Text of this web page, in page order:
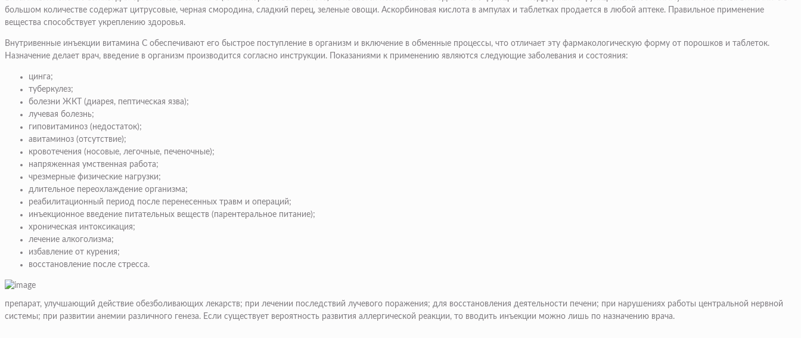
большом количестве содержат цитрусовые, черная смородина, сладкий перец, зеленые овощи. Аскорбиновая кислота в ампулах и таблетках продается в любой аптеке. Правильное применение
вещества способствует укреплению здоровья.
Внутривенные инъекции витамина С обеспечивают его быстрое поступление в организм и включение в обменные процессы, что отличает эту фармакологическую форму от порошков и таблеток.
Назначение делает врач, введение в организм производится согласно инструкции. Показаниями к применению являются следующие заболевания и состояния:
цинга;
туберкулез;
болезни ЖКТ (диарея, пептическая язва);
лучевая болезнь;
гиповитаминоз (недостаток);
авитаминоз (отсутствие);
кровотечения (носовые, легочные, печеночные);
напряженная умственная работа;
чрезмерные физические нагрузки;
длительное переохлаждение организма;
реабилитационный период после перенесенных травм и операций;
инъекционное введение питательных веществ (парентеральное питание);
хроническая интоксикация;
лечение алкоголизма;
избавление от курения;
восстановление после стресса.
препарат, улучшающий действие обезболивающих лекарств; при лечении последствий лучевого поражения; для восстановления деятельности печени; при нарушениях работы центральной нервной
системы; при развитии анемии различного генеза. Если существует вероятность развития аллергической реакции, то вводить инъекции можно лишь по назначению врача.